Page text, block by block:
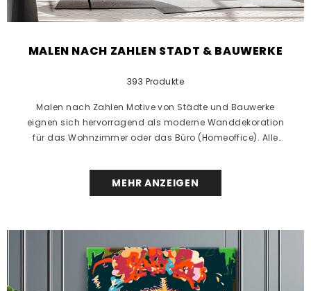
MALEN NACH ZAHLEN STADT & BAUWERKE
393 Produkte
Malen nach Zahlen Motive von Städte und Bauwerke
eignen sich hervorragend als moderne Wanddekoration
für das Wohnzimmer oder das Büro (Homeoffice). Alle
MEHR ANZEIGEN